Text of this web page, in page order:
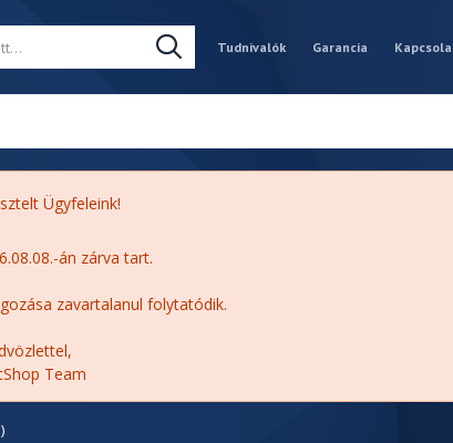
Tudnivalók Garancia
Ügyfeleink!
án zárva tart.
zavartalanul folytatódik.
Team